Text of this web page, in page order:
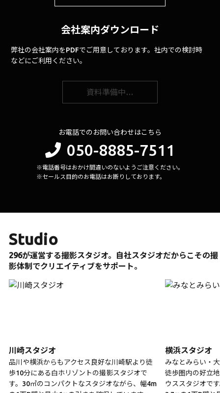
会社案内ダウンロード
弊社の会社案内をPDFでご用意しております。社内での検討時
などにご利用ください。
資料準備中…
お電話でのお問い合わせはこちら
050-8885-7511
※電話番号はおかけ間違いのないようご注意ください。
※セールス目的のお電話はお断りしております。
Studio
296が運営する撮影スタジオ。自社スタジオだからこその撮
影体制でクリエイティブをサポート。
川崎スタジオ
品川や横浜からもアクセス良好な川崎駅より徒
歩10分にある白ホリゾントの撮影スタジオで
す。30㎡のコンパクトなスタジオながら、幅4m
横浜スタジオ
みなとみらい・
徒歩圏内の好立
ウススタジオで